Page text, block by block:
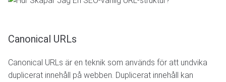
Canonical URLs
Canonical URLs är en teknik som används för att undvika
duplicerat innehåll på webben. Duplicerat innehåll kan